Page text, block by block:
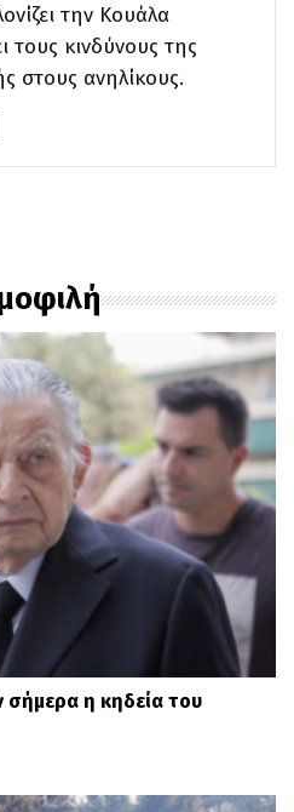
την Κουάλα
τους κινδύνους της
στους ανηλίκους.
η κηδεία του